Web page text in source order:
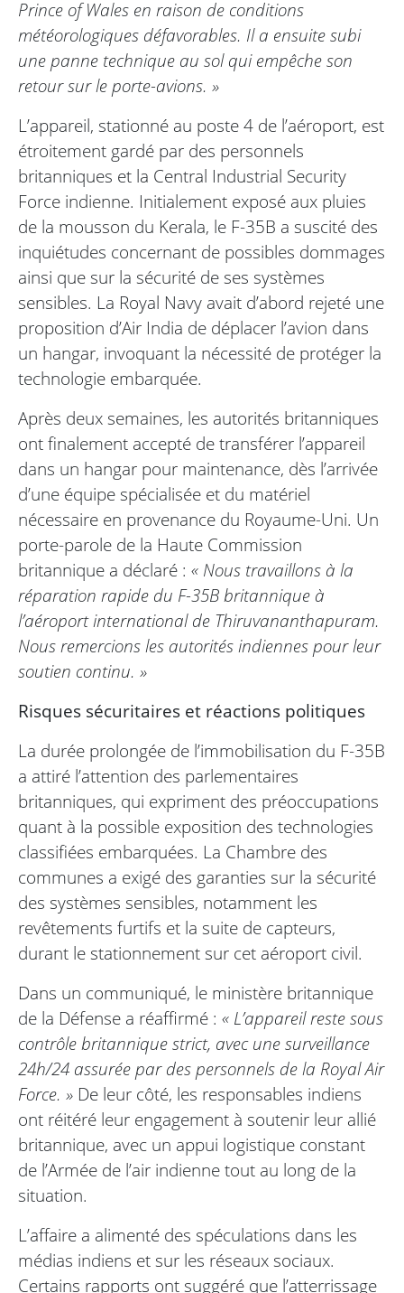
Prince of Wales en raison de conditions
météorologiques défavorables. Il a ensuite subi
une panne technique au sol qui empêche son
retour sur le porte-avions. »
L’appareil, stationné au poste 4 de l’aéroport, est
étroitement gardé par des personnels
britanniques et la Central Industrial Security
Force indienne. Initialement exposé aux pluies
de la mousson du Kerala, le F-35B a suscité des
inquiétudes concernant de possibles dommages
ainsi que sur la sécurité de ses systèmes
sensibles. La Royal Navy avait d’abord rejeté une
proposition d’Air India de déplacer l’avion dans
un hangar, invoquant la nécessité de protéger la
technologie embarquée.
Après deux semaines, les autorités britanniques
ont finalement accepté de transférer l’appareil
dans un hangar pour maintenance, dès l’arrivée
d’une équipe spécialisée et du matériel
nécessaire en provenance du Royaume-Uni. Un
porte-parole de la Haute Commission
britannique a déclaré : « Nous travaillons à la
réparation rapide du F-35B britannique à
l’aéroport international de Thiruvananthapuram.
Nous remercions les autorités indiennes pour leur
soutien continu. »
Risques sécuritaires et réactions politiques
La durée prolongée de l’immobilisation du F-35B
a attiré l’attention des parlementaires
britanniques, qui expriment des préoccupations
quant à la possible exposition des technologies
classifiées embarquées. La Chambre des
communes a exigé des garanties sur la sécurité
des systèmes sensibles, notamment les
revêtements furtifs et la suite de capteurs,
durant le stationnement sur cet aéroport civil.
Dans un communiqué, le ministère britannique
de la Défense a réaffirmé : « L’appareil reste sous
contrôle britannique strict, avec une surveillance
24h/24 assurée par des personnels de la Royal Air
Force. » De leur côté, les responsables indiens
ont réitéré leur engagement à soutenir leur allié
britannique, avec un appui logistique constant
de l’Armée de l’air indienne tout au long de la
situation.
L’affaire a alimenté des spéculations dans les
médias indiens et sur les réseaux sociaux.
Certains rapports ont suggéré que l’atterrissage